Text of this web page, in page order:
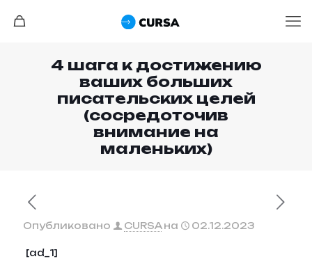
4 шага к достижению
ваших больших
писательских целей
(сосредоточив
внимание на
маленьких)
Опубликовано CURSA на 02.12.2023
[ad_1]